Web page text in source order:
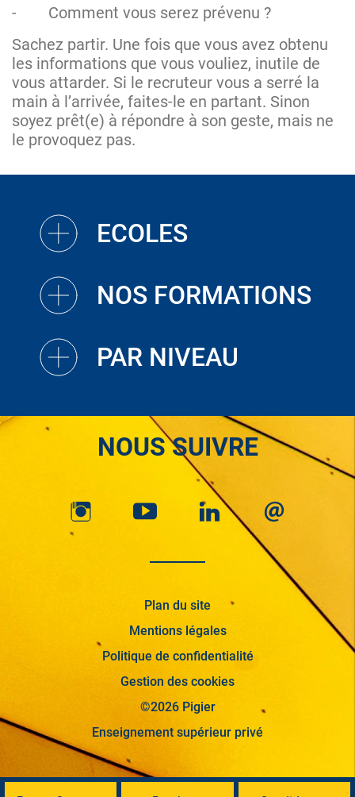
- Comment vous serez prévenu ?
Sachez partir. Une fois que vous avez obtenu
les informations que vous vouliez, inutile de
vous attarder. Si le recruteur vous a serré la
main à l’arrivée, faites-le en partant. Sinon
soyez prêt(e) à répondre à son geste, mais ne
le provoquez pas.
ECOLES
NOS FORMATIONS
PAR NIVEAU
NOUS SUIVRE
Plan du site
Mentions légales
Politique de confidentialité
Gestion des cookies
©2026 Pigier
Enseignement supérieur privé